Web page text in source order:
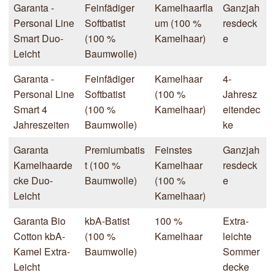
Garanta -
Personal Line
Smart Duo-
Leicht
Feinfädiger
Softbatist
(100 %
Baumwolle)
Kamelhaarfla
um (100 %
Kamelhaar)
Ganzjah
resdeck
e
Garanta -
Personal Line
Smart 4
Jahreszeiten
Feinfädiger
Softbatist
(100 %
Baumwolle)
Kamelhaar
(100 %
Kamelhaar)
4-
Jahresz
eitendec
ke
Garanta
Kamelhaarde
cke Duo-
Leicht
Premiumbatis
t (100 %
Baumwolle)
Feinstes
Kamelhaar
(100 %
Kamelhaar)
Ganzjah
resdeck
e
Garanta Bio
Cotton kbA-
Kamel Extra-
Leicht
kbA-Batist
(100 %
Baumwolle)
100 %
Kamelhaar
Extra-
leichte
Sommer
decke